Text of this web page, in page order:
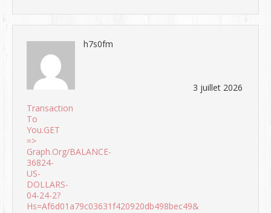
Transaction
To
You.GET
=>
Graph.org/BALANCE-
36824-
US-
DOLLARS-
04-24-2?
Hs=af6d01a79c03631f420920db498bec49&
h7s0fm
3 juillet 2026